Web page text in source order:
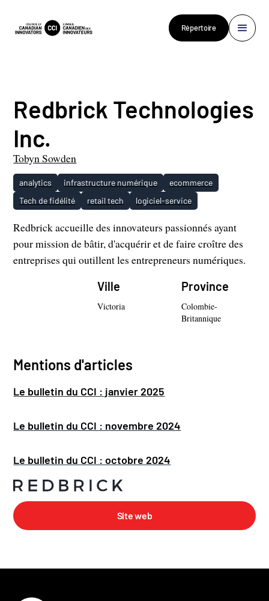
Répertoire
Site web
Redbrick Technologies
Inc.
Tobyn Sowden
analytics infrastructure numérique
ecommerce
Tech de fidélité
retail tech logiciel-service
Redbrick accueille des innovateurs passionnés ayant
pour mission de bâtir, d'acquérir et de faire croître des
entreprises qui outillent les entrepreneurs numériques.
Ville
Victoria
Province
Colombie-
Britannique
Mentions d'articles
Le bulletin du CCI : janvier 2025
Le bulletin du CCI : novembre 2024
Le bulletin du CCI : octobre 2024